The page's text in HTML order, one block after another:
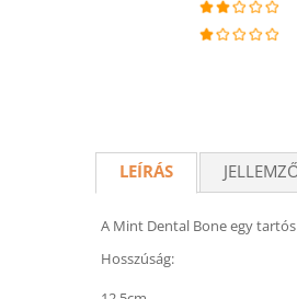
LEÍRÁS
A Mint Dental Bone egy
Hosszúság: